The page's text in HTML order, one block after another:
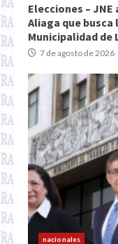
Elecciones –
Aliaga que
Municipalidad de
7 de agosto de 2026
nacionales